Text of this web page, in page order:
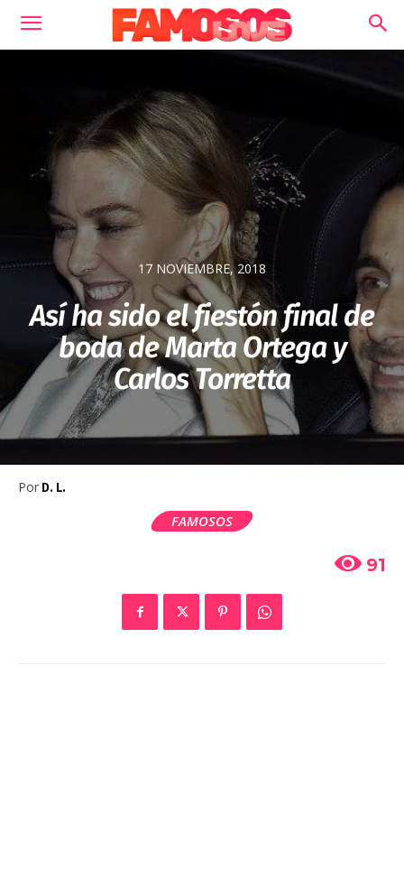
17 NOVIEMBRE, 2018
Así ha sido el fiestón final de
boda de Marta Ortega y
Carlos Torretta
Por D. L.
FAMOSOS
91